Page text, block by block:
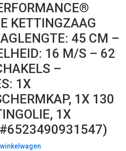
KETTINGZAAG
45 CM –
16 M/S – 62
–
1X
1X 130
1X